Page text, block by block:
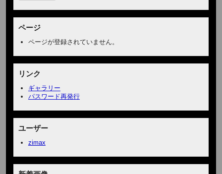
ページ
ページが登録されていません。
リンク
ギャラリー
パスワード再発行
ユーザー
zimax